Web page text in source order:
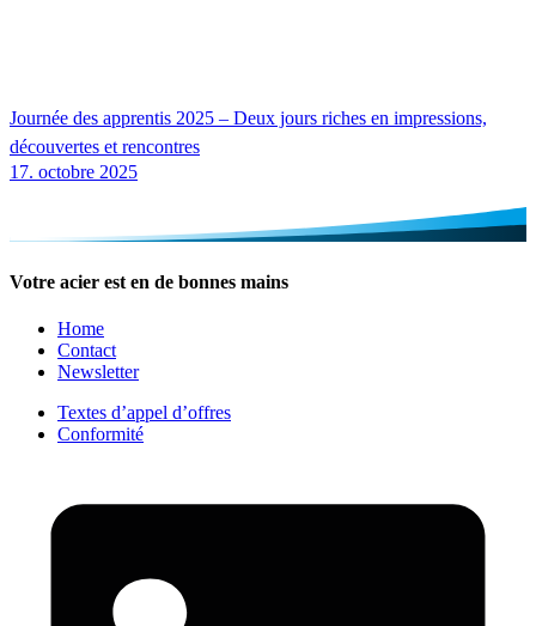
Journée des apprentis 2025 – Deux jours riches en impressions,
découvertes et rencontres
17. octobre 2025
Votre acier est en de bonnes mains
Home
Contact
Newsletter
Textes d’appel d’offres
Conformité